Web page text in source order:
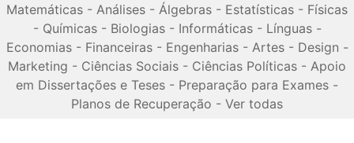
Matemáticas - Análises - Álgebras - Estatísticas - Físicas
- Químicas- Biologias- Informáticas- Línguas-
Economias- Financeiras- Engenharias- Artes- Design -
Marketing - Ciências Sociais - Ciências Políticas - Apoio
em Dissertações e Teses - Preparação para Exames -
Planos de Recuperação - Ver todas